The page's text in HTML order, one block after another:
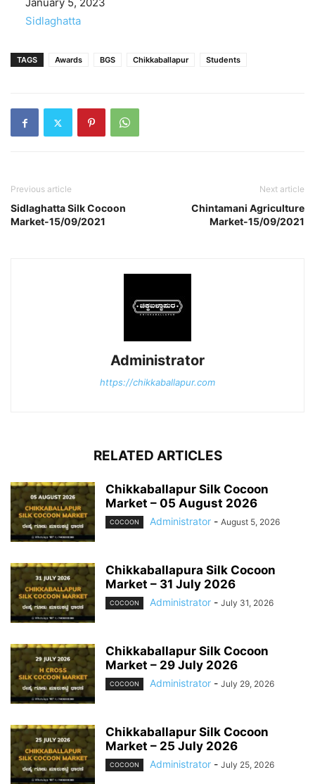
In relation to
Sidlaghatta
TAGS Awards BGS Chikkaballapur Students
Previous article
Sidlaghatta Silk Cocoon
Market-15/09/2021
Next article
Chintamani Agriculture
Market-15/09/2021
Administrator
https://chikkaballapur.com
RELATED ARTICLES
Chikkaballapur Silk Cocoon
Market – 05 August 2026
COCOON Administrator - August 5, 2026
Chikkaballapura Silk Cocoon
Market – 31 July 2026
COCOON Administrator - July 31, 2026
Chikkaballapur Silk Cocoon
Market – 29 July 2026
COCOON Administrator - July 29, 2026
Chikkaballapur Silk Cocoon
Market – 25 July 2026
COCOON Administrator - July 25, 2026